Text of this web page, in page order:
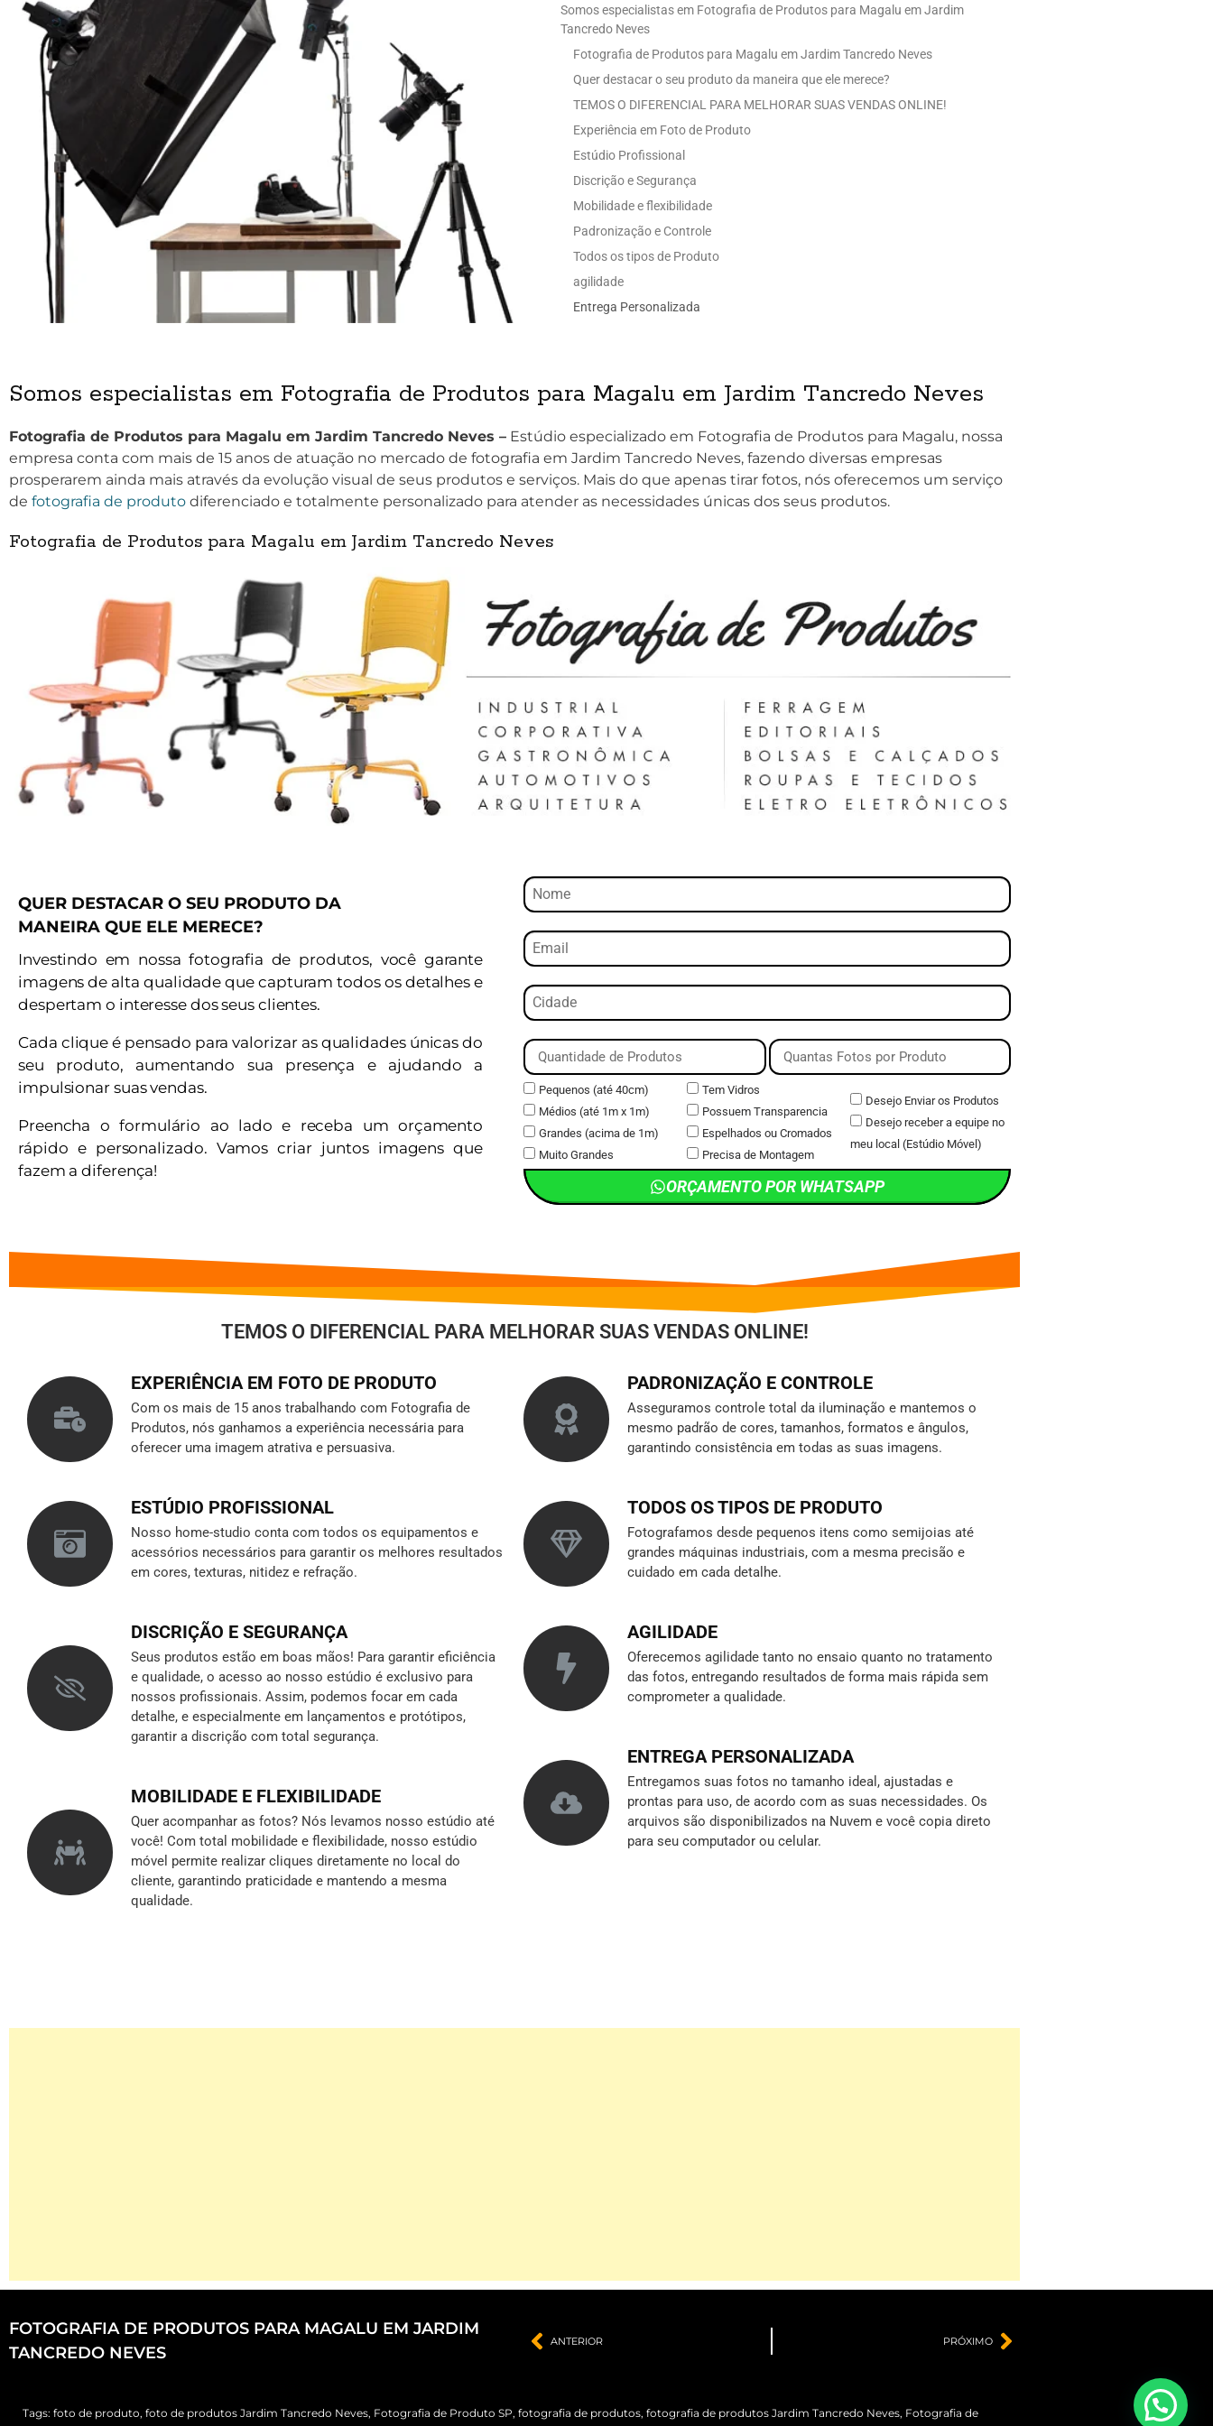
Somos especialistas em Fotografia de Produtos para Magalu em Jardim
Tancredo Neves
Fotografia de Produtos para Magalu em Jardim Tancredo Neves
Quer destacar o seu produto da maneira que ele merece?
TEMOS O DIFERENCIAL PARA MELHORAR SUAS VENDAS ONLINE!
Experiência em Foto de Produto
Estúdio Profissional
Discrição e Segurança
Mobilidade e flexibilidade
Padronização e Controle
Todos os tipos de Produto
agilidade
Entrega Personalizada
Somos especialistas em Fotografia de Produtos para Magalu em Jardim Tancredo Neves
Fotografia de Produtos para Magalu em Jardim Tancredo Neves – Estúdio especializado em Fotografia de Produtos para Magalu, nossa
empresa conta com mais de 15 anos de atuação no mercado de fotografia em Jardim Tancredo Neves, fazendo diversas empresas
prosperarem ainda mais através da evolução visual de seus produtos e serviços. Mais do que apenas tirar fotos, nós oferecemos um serviço
de fotografia de produto diferenciado e totalmente personalizado para atender as necessidades únicas dos seus produtos.
Fotografia de Produtos para Magalu em Jardim Tancredo Neves
QUER DESTACAR O SEU PRODUTO DA
MANEIRA QUE ELE MERECE?
Investindo em nossa fotografia de produtos, você garante
imagens de alta qualidade que capturam todos os detalhes e
despertam o interesse dos seus clientes.
Cada clique é pensado para valorizar as qualidades únicas do
seu produto, aumentando sua presença e ajudando a
impulsionar suas vendas.
Preencha o formulário ao lado e receba um orçamento
rápido e personalizado. Vamos criar juntos imagens que
fazem a diferença!
Pequenos (até 40cm)
Médios (até 1m x 1m)
Grandes (acima de 1m)
Muito Grandes
Tem Vidros
Possuem Transparencia
Espelhados ou Cromados
Precisa de Montagem
Desejo Enviar os Produtos
Desejo receber a equipe no
meu local (Estúdio Móvel)
ORÇAMENTO POR WHATSAPP
TEMOS O DIFERENCIAL PARA MELHORAR SUAS VENDAS ONLINE!
EXPERIÊNCIA EM FOTO DE PRODUTO
Com os mais de 15 anos trabalhando com Fotografia de
Produtos, nós ganhamos a experiência necessária para
oferecer uma imagem atrativa e persuasiva.
ESTÚDIO PROFISSIONAL
Nosso home-studio conta com todos os equipamentos e
acessórios necessários para garantir os melhores resultados
em cores, texturas, nitidez e refração.
DISCRIÇÃO E SEGURANÇA
Seus produtos estão em boas mãos! Para garantir eficiência
e qualidade, o acesso ao nosso estúdio é exclusivo para
nossos profissionais. Assim, podemos focar em cada
detalhe, e especialmente em lançamentos e protótipos,
garantir a discrição com total segurança.
MOBILIDADE E FLEXIBILIDADE
Quer acompanhar as fotos? Nós levamos nosso estúdio até
você! Com total mobilidade e flexibilidade, nosso estúdio
móvel permite realizar cliques diretamente no local do
cliente, garantindo praticidade e mantendo a mesma
qualidade.
PADRONIZAÇÃO E CONTROLE
Asseguramos controle total da iluminação e mantemos o
mesmo padrão de cores, tamanhos, formatos e ângulos,
garantindo consistência em todas as suas imagens.
TODOS OS TIPOS DE PRODUTO
Fotografamos desde pequenos itens como semijoias até
grandes máquinas industriais, com a mesma precisão e
cuidado em cada detalhe.
AGILIDADE
Oferecemos agilidade tanto no ensaio quanto no tratamento
das fotos, entregando resultados de forma mais rápida sem
comprometer a qualidade.
ENTREGA PERSONALIZADA
Entregamos suas fotos no tamanho ideal, ajustadas e
prontas para uso, de acordo com as suas necessidades. Os
arquivos são disponibilizados na Nuvem e você copia direto
para seu computador ou celular.
FOTOGRAFIA DE PRODUTOS PARA MAGALU EM JARDIM
TANCREDO NEVES
ANTERIOR PRÓXIMO
Tags: foto de produto, foto de produtos Jardim Tancredo Neves, Fotografia de Produto SP, fotografia de produtos, fotografia de produtos Jardim Tancredo Neves, Fotografia de